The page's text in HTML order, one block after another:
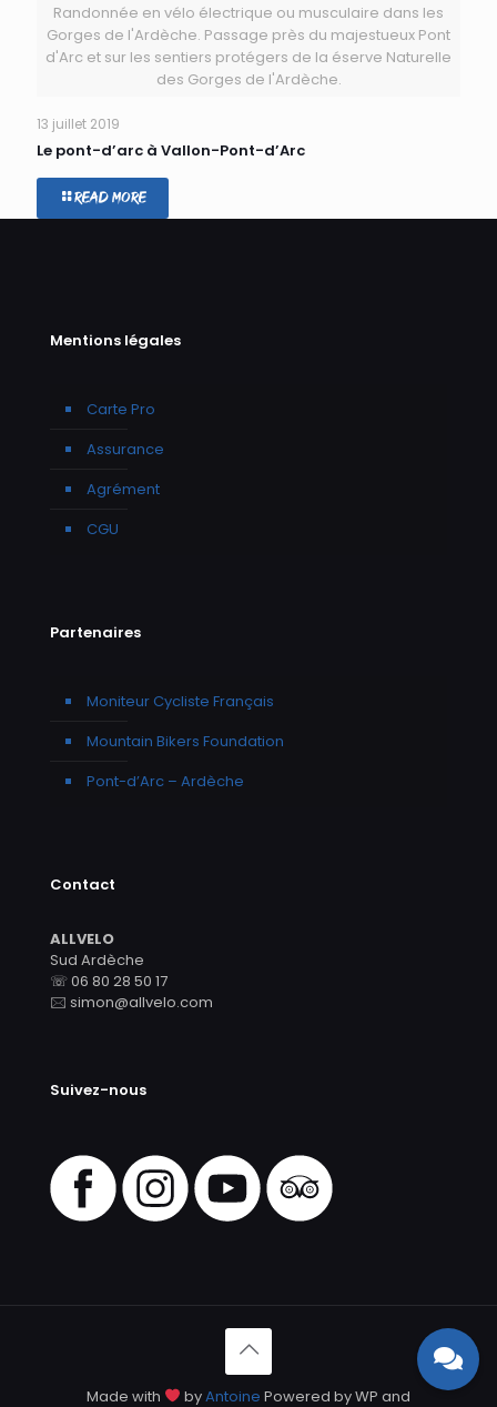
Randonnée en vélo électrique ou musculaire dans les
Gorges de l'Ardèche. Passage près du majestueux Pont
d'Arc et sur les sentiers protégers de la éserve Naturelle
des Gorges de l'Ardèche.
13 juillet 2019
Le pont-d’arc à Vallon-Pont-d’Arc
Read more
Mentions légales
Carte Pro
Assurance
Agrément
CGU
Partenaires
Moniteur Cycliste Français
Mountain Bikers Foundation
Pont-d’Arc – Ardèche
Contact
ALLVELO
Sud Ardèche
☏ 06 80 28 50 17
🖂 simon@allvelo.com
Suivez-nous
Made with byAntoine Powered by WP and